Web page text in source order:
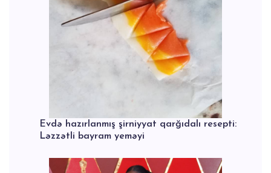
Evdə hazırlanmış şirniyyat qarğıdalı resepti:
Ləzzətli bayram yeməyi